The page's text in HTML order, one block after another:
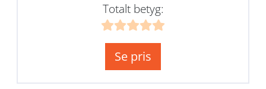
Totalt betyg:
Se pris